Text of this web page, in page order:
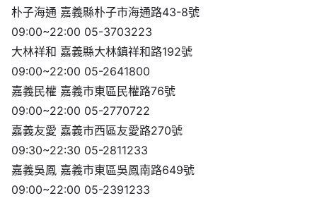
朴子海通 嘉義縣朴子市海通路43-8號
09:00~22:00 05-3703223
大林祥和 嘉義縣大林鎮祥和路192號
09:00~22:00 05-2641800
嘉義民權 嘉義市東區民權路76號
09:00~22:00 05-2770722
嘉義友愛 嘉義市西區友愛路270號
09:30~22:30 05-2811233
嘉義吳鳳 嘉義市東區吳鳳南路649號
09:00~22:00 05-2391233